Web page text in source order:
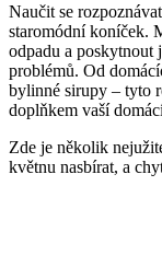
Naučit se
staromódní koníček.
odpadu a poskytnout
problémů. Od
bylinné sirupy – tyto
doplňkem vaší
Zde je několik
květnu nasbírat, a